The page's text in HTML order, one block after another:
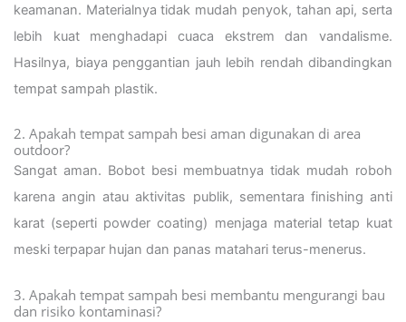
keamanan. Materialnya tidak mudah penyok, tahan api, serta
lebih kuat menghadapi cuaca ekstrem dan vandalisme.
Hasilnya, biaya penggantian jauh lebih rendah dibandingkan
tempat sampah plastik.
2. Apakah tempat sampah besi aman digunakan di area
outdoor?
Sangat aman. Bobot besi membuatnya tidak mudah roboh
karena angin atau aktivitas publik, sementara finishing anti
karat (seperti powder coating) menjaga material tetap kuat
meski terpapar hujan dan panas matahari terus-menerus.
3. Apakah tempat sampah besi membantu mengurangi bau
dan risiko kontaminasi?